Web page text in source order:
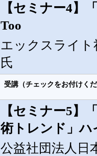
【セミナー4】
Too
エックスライ
氏
受講（チェックをお付けく
【セミナー5】
術トレンド」ハ
公益社団法人日